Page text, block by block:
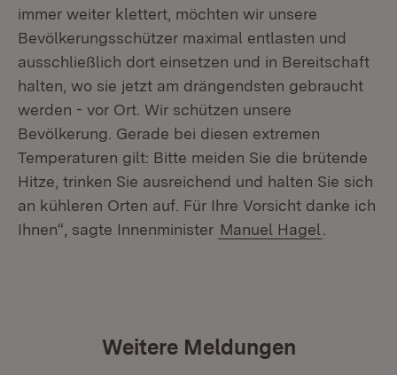
immer weiter klettert, möchten wir unsere
Bevölkerungsschützer maximal entlasten und
ausschließlich dort einsetzen und in Bereitschaft
halten, wo sie jetzt am drängendsten gebraucht
werden - vor Ort. Wir schützen unsere
Bevölkerung. Gerade bei diesen extremen
Temperaturen gilt: Bitte meiden Sie die brütende
Hitze, trinken Sie ausreichend und halten Sie sich
an kühleren Orten auf. Für Ihre Vorsicht danke ich
Ihnen“, sagte Innenminister Manuel Hagel
Weitere Meldungen